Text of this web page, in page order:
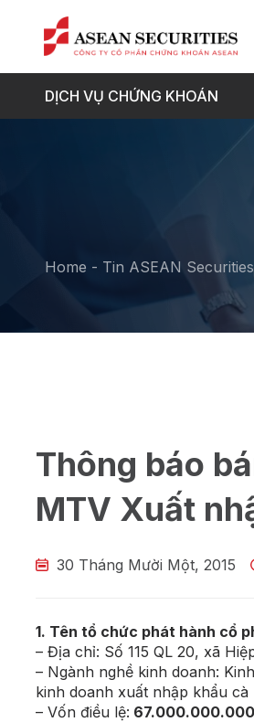
DỊCH VỤ CHỨNG KHOÁN
Home - Tin ASEAN Securities
Thông báo
MTV Xuất
30 Tháng Mười Một, 2015
1. Tên tổ chức phát hành cổ
– Địa chỉ: Số 115 QL 20, xã
– Ngành nghề kinh doanh:
kinh doanh xuất nhập khẩu
– Vốn điều lệ: